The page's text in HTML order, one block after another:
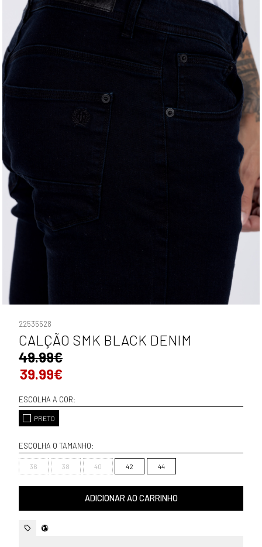
22535528
CALÇÃO SMK BLACK DENIM
49.99€
39.99€
ESCOLHA A COR:
PRETO
ESCOLHA O TAMANHO:
36 38 40 42 44
ADICIONAR AO CARRINHO